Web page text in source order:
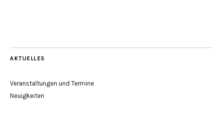
AKTUELLES
Veranstaltungen und Termine
Neuigkeiten